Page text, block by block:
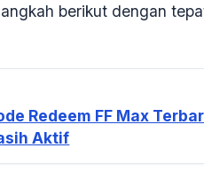
berikut dengan
Redeem FF Max
Aktif